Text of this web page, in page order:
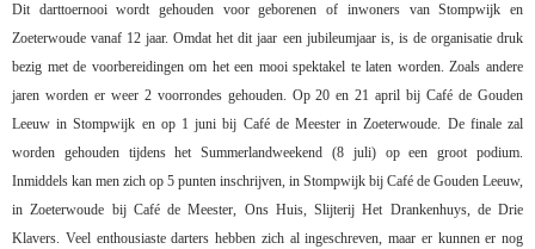
Dit darttoernooi wordt gehouden voor geborenen of inwoners van Stompwijk en
Zoeterwoude vanaf 12 jaar. Omdat het dit jaar een jubileumjaar is, is de organisatie druk
bezig met de voorbereidingen om het een mooi spektakel te laten worden. Zoals andere
jaren worden er weer 2 voorrondes gehouden. Op 20 en 21 april bij Café de Gouden
Leeuw in Stompwijk en op 1 juni bij Café de Meester in Zoeterwoude. De finale zal
worden gehouden tijdens het Summerlandweekend (8 juli) op een groot podium.
Inmiddels kan men zich op 5 punten inschrijven, in Stompwijk bij Café de Gouden Leeuw,
in Zoeterwoude bij Café de Meester, Ons Huis, Slijterij Het Drankenhuys, de Drie
Klavers. Veel enthousiaste darters hebben zich al ingeschreven, maar er kunnen er nog